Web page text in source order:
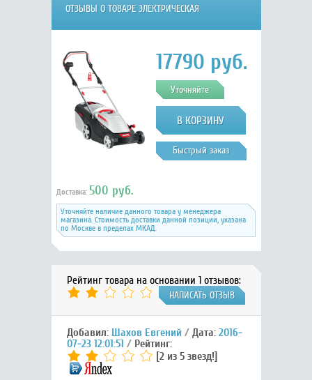
ОТЗЫВЫ О ТОВАРЕ ЭЛЕКТРИЧЕСКАЯ
ГАЗОНОКОСИЛКА AL-KO GEOS COMFORT 40 Е 212858
17790 руб.
Уточняйте
Быстрый заказ
Доставка: 500 руб.
Уточняйте наличие данного товара у менеджера
магазина. Стоимость доставки данной позиции, указана
по Москве в пределах МКАД.
Рейтинг товара на основании 1 отзывов:
НАПИСАТЬ ОТЗЫВ
Добавил: Шахов Евгений Дата: 2016-
07-23 12:01:51
Рейтинг:
[2 из 5 звезд!]